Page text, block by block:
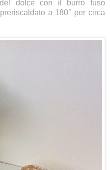
dolce con il burro fuso
a 180° per circa